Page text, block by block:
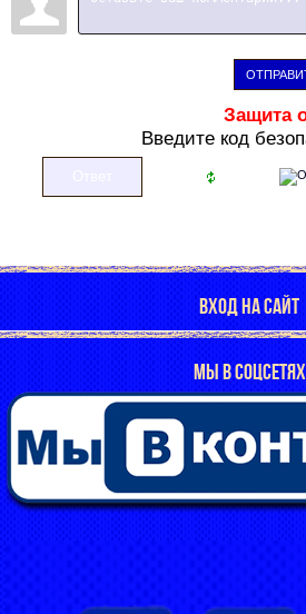
Защита
Введите код
ВХОД НА САЙТ
МЫ В СОЦСЕТЯХ